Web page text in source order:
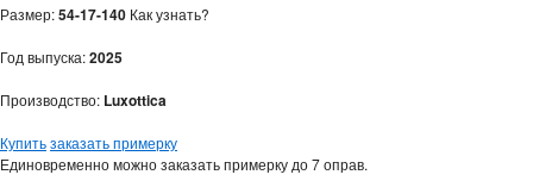
Размер:54-17-140 Как узнать?
Год выпуска:2025
Производство: Luxottica
Купитьзаказать примерку
Единовременно можно заказать примерку до 7 оправ.